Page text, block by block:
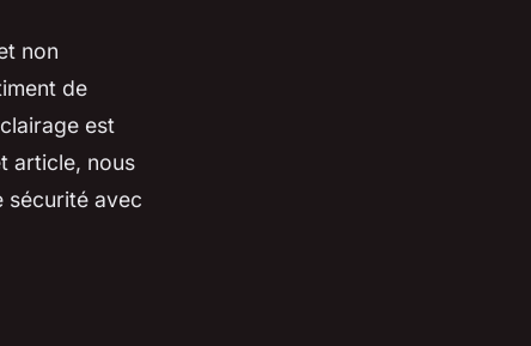
non
de
est
article, nous
sécurité avec